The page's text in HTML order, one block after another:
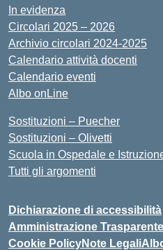
In evidenza
Circolari 2025 – 2026
Archivio circolari 2024-2025
Calendario attività docenti
Calendario eventi
Albo onLine
Sostituzioni – Puecher
Sostituzioni – Olivetti
Scuola in Ospedale e
Tutti gli argomenti
Dichiarazione di accessibilità
Amministrazione Trasparente
Cookie PolicyNote Legali